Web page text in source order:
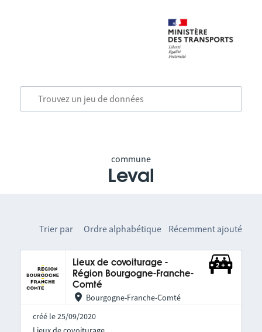
commune
Leval
Trier par Ordre alphabétique Récemment ajouté
Lieux de covoiturage -
Région Bourgogne-Franche-
Comté
Bourgogne-Franche-Comté
créé le 25/09/2020